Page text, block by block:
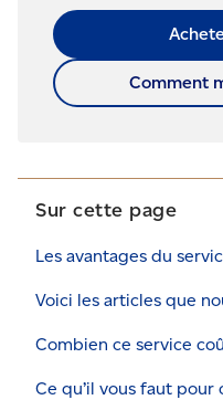
Comment
Sur cette page
Les avantages du
Voici les articles que
Combien ce service
Ce qu’il vous faut pour